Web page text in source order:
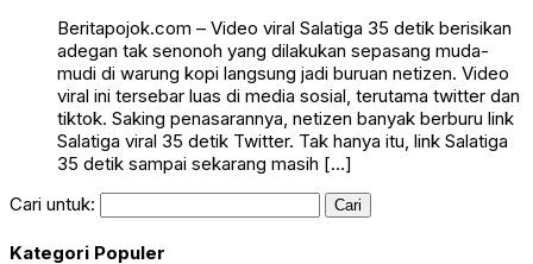
Beritapojok.com – Video viral Salatiga 35 detik berisikan
adegan tak senonoh yang dilakukan sepasang muda-
mudi di warung kopi langsung jadi buruan netizen. Video
viral ini tersebar luas di media sosial, terutama twitter dan
tiktok. Saking penasarannya, netizen banyak berburu link
Salatiga viral 35 detik Twitter. Tak hanya itu, link Salatiga
35 detik sampai sekarang masih […]
Cari untuk:
Kategori Populer